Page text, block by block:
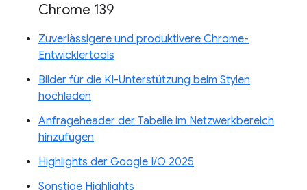
Chrome 139
Zuverlässigere und produktivere Chrome-
Entwicklertools
Bilder für die KI-Unterstützung beim Stylen
hochladen
Anfrageheader der Tabelle im Netzwerkbereich
hinzufügen
Highlights der Google I/O 2025
Sonstige Highlights